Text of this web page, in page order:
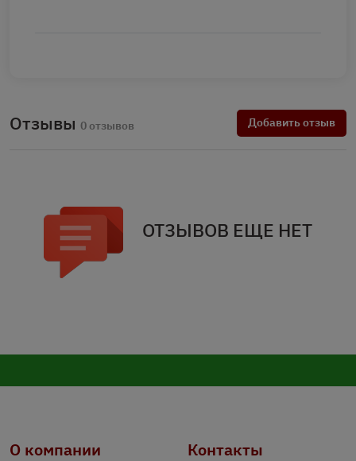
Отзывы 0 отзывов Добавить отзыв
ОТЗЫВОВ ЕЩЕ НЕТ
О компании Контакты